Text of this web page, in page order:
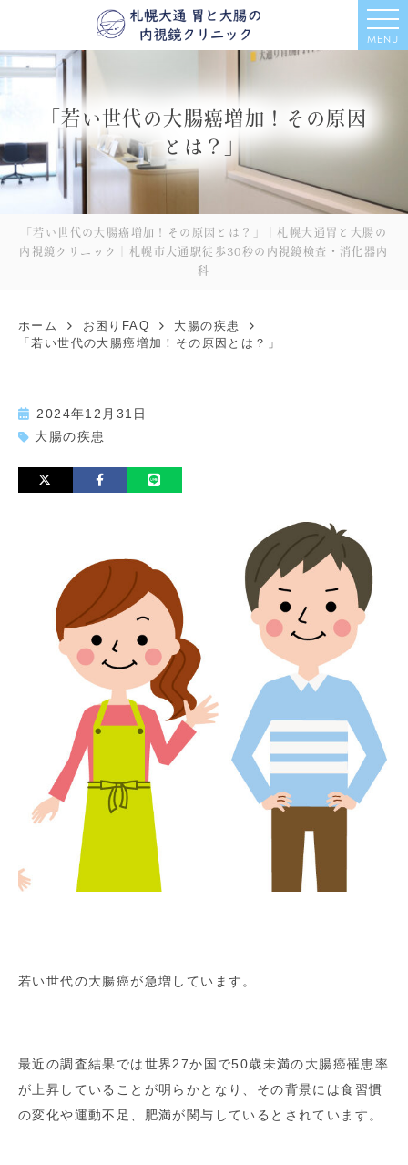
MENU
「若い世代の大腸癌増加！その原因
とは？」
「若い世代の大腸癌増加！その原因とは？」｜札幌大通胃と大腸の
内視鏡クリニック｜札幌市大通駅徒歩30秒の内視鏡検査・消化器内
科
ホーム お困りFAQ
大腸の疾患
「若い世代の大腸癌増加！その原因とは？」
2024年12月31日
大腸の疾患
若い世代の大腸癌が急増しています。
最近の調査結果では世界27か国で50歳未満の大腸癌罹患率
が上昇していることが明らかとなり、その背景には食習慣
の変化や運動不足、肥満が関与しているとされています。